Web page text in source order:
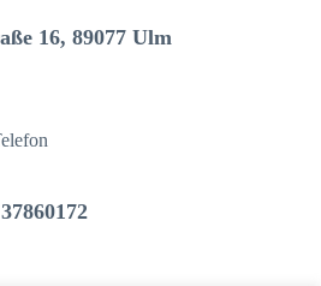
16, 89077 Ulm